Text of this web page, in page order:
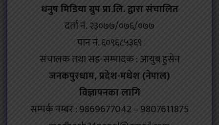
धनुष मिडिया ग्रुप प्रा.लि. द्वारा संचालित
दर्ता नं. २३०७७/०७६/०७७
पान नं. ६०९६८५३६९
संचालक तथा सह-सम्पादक : आयुब हुसेन
जनकपुरधाम, प्रदेश-मधेश (नेपाल)
विज्ञापनका लागि
सम्पर्क नम्बर : 9869677042 – 9807611875